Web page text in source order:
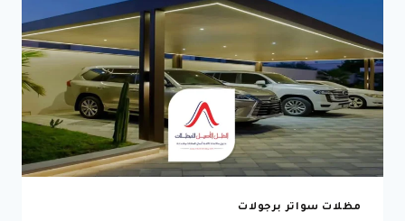
فوق
الابواب
جدة
مظلات سواتر برجولات